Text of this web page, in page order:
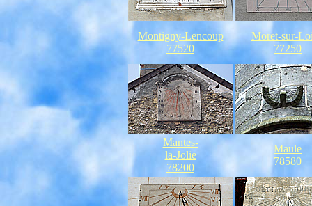
Montigny-Lencoup
77520
Moret-sur-
77250
Mantes-
la-Jolie
78200
Maule
78580